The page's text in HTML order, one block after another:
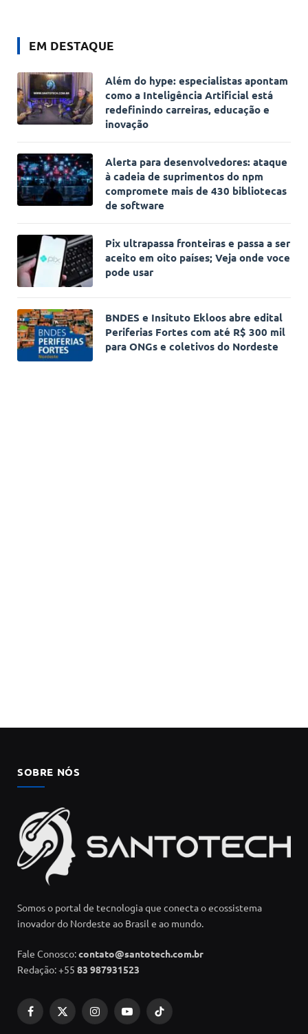
EM DESTAQUE
Além do hype: especialistas apontam
como a Inteligência Artificial está
redefinindo carreiras, educação e
inovação
Alerta para desenvolvedores: ataque
à cadeia de suprimentos do npm
compromete mais de 430 bibliotecas
de software
Pix ultrapassa fronteiras e passa a ser
aceito em oito países; Veja onde voce
pode usar
BNDES e Insituto Ekloos abre edital
Periferias Fortes com até R$ 300 mil
para ONGs e coletivos do Nordeste
SOBRE NÓS
Somos o portal de tecnologia que conecta o ecossistema
inovador do Nordeste ao Brasil e ao mundo.
Fale Conosco:contato@santotech.com.br
Redação: +55 83 987931523
Facebook
X
InstagramYouTubeTikTok